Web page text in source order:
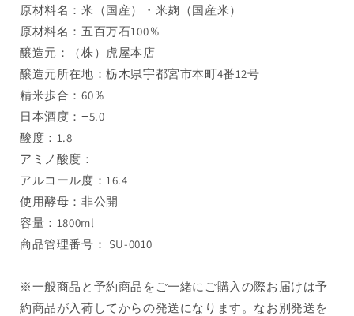
要
冷
蔵
の
数
量
を
減
ら
す
要
冷
蔵
の
数
す
原材料名：米（国産）・米麹（国産米）
原材料名：五百万石100％
醸造元：（株）虎屋本店
醸造元所在地：栃木県宇都宮市本町4番12号
精米歩合：60％
日本酒度：−5.0
酸度：1.8
アミノ酸度：
アルコール度：16.4
使用酵母：非公開
容量：1800ml
商品管理番号： SU-0010
※一般商品と予約商品をご一緒にご購入の際お届けは予
約商品が入荷してからの発送になります。なお別発送を